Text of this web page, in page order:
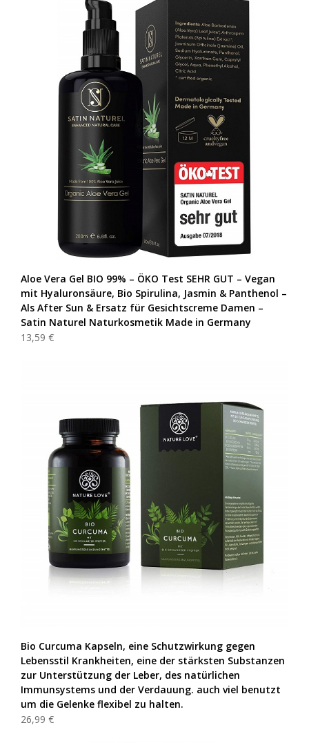
Aloe Vera Gel BIO 99% – ÖKO Test SEHR GUT – Vegan
mit Hyaluronsäure, Bio Spirulina, Jasmin & Panthenol –
Als After Sun & Ersatz für Gesichtscreme Damen –
Satin Naturel Naturkosmetik Made in Germany
13,59 €
Bio Curcuma Kapseln, eine Schutzwirkung gegen
Lebensstil Krankheiten, eine der stärksten Substanzen
zur Unterstützung der Leber, des natürlichen
Immunsystems und der Verdauung. auch viel benutzt
um die Gelenke flexibel zu halten.
26,99 €